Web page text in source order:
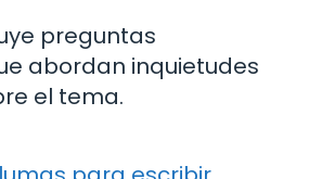
preguntas
abordan inquietudes
el tema.